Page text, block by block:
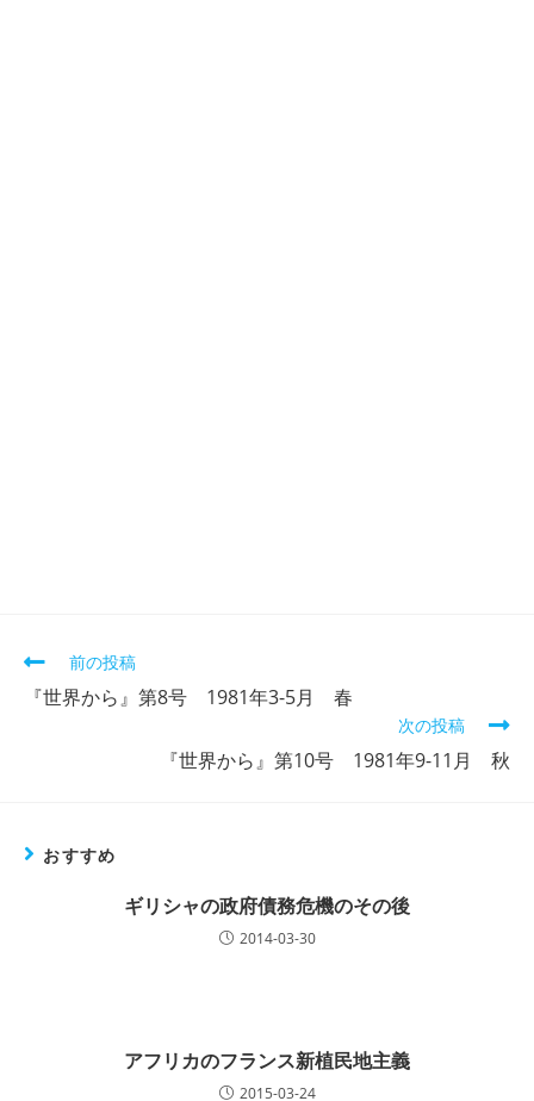
そ
の
他
む
前の投稿
『世界から』第8号 1981年3-5月 春
次の投稿
『世界から』第10号 1981年9-11月 秋
おすすめ
ギリシャの政府債務危機のその後
2014-03-30
アフリカのフランス新植民地主義
2015-03-24